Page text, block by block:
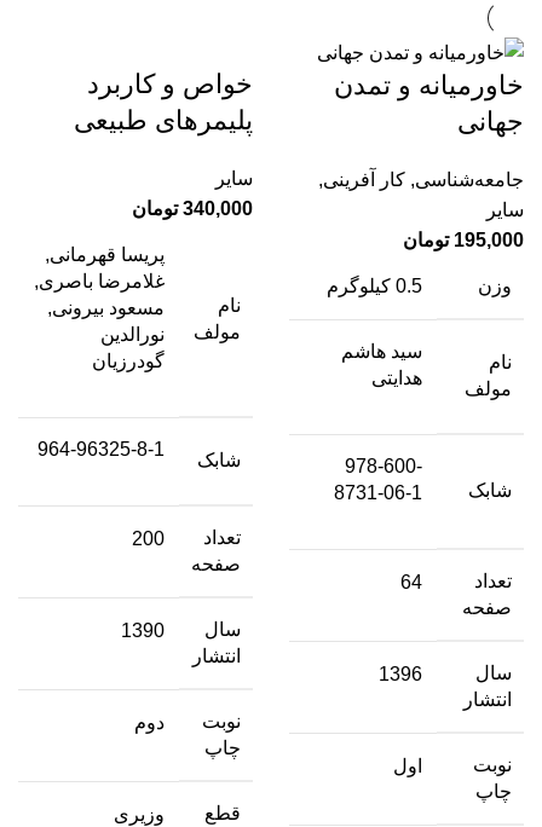
خاورمیانه و تمدن
جهانی
جامعه‌شناسی, کار آفرینی,
سایر
195,000 تومان
وزن 0.5 کیلوگرم
نام
مولف
سید هاشم
هدایتی
شابک
978-600-
8731-06-1
تعداد
صفحه
64
سال
انتشار
1396
نوبت
چاپ
اول
خواص و کاربرد
پلیمرهای طبیعی
سایر
340,000 تومان
نام
مولف
پریسا قهرمانی,
غلامرضا باصری,
مسعود بیرونی,
نورالدین
گودرزیان
شابک
964-96325-8-1
تعداد
صفحه
200
سال
انتشار
1390
نوبت
چاپ
دوم
قطع
وزیری